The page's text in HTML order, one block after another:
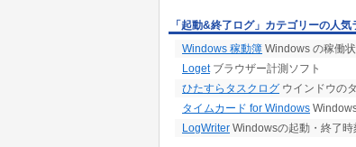
「起動&終了ログ」カテゴリーの人気
Windows 稼動簿 Windows の稼働
Logetブラウザー計測ソフト
ひたすらタスクログ ウインドウの
タイムカード for Windows
LogWriter Windowsの起動・終了時